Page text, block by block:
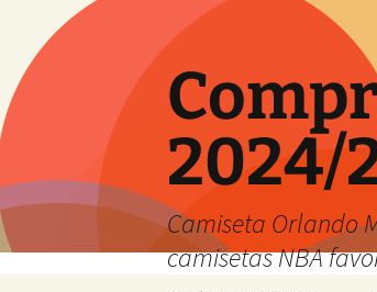
2024/
Camiseta Orlando
camisetas NBA